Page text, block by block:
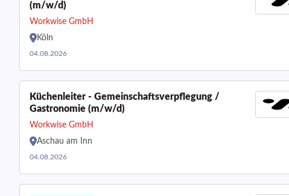
(m/w/d)
Workwise GmbH
Köln
04.08.2026
Küchenleiter - Gemeinschaftsverpflegung /
Gastronomie (m/w/d)
Workwise GmbH
Aschau am Inn
04.08.2026